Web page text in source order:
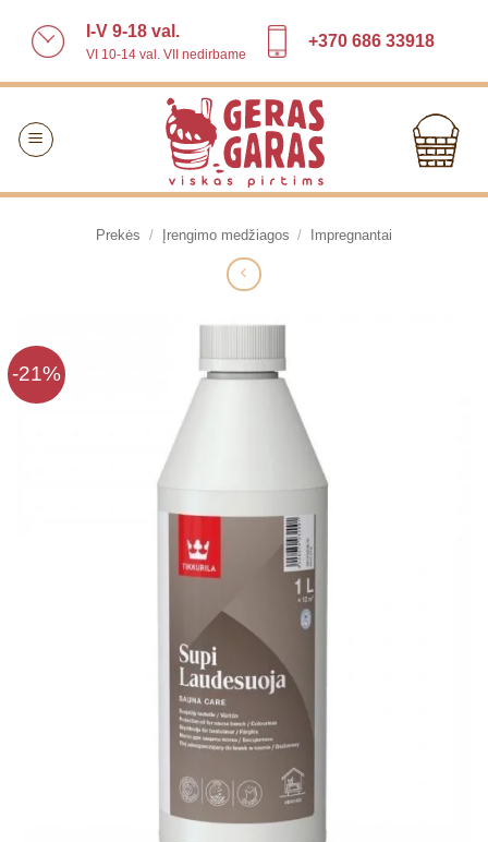
I-V 9-18 val.
VI 10-14 val. VII nedirbame
+370 686 33918
Prekės / Įrengimo medžiagos / Impregnantai
-21%